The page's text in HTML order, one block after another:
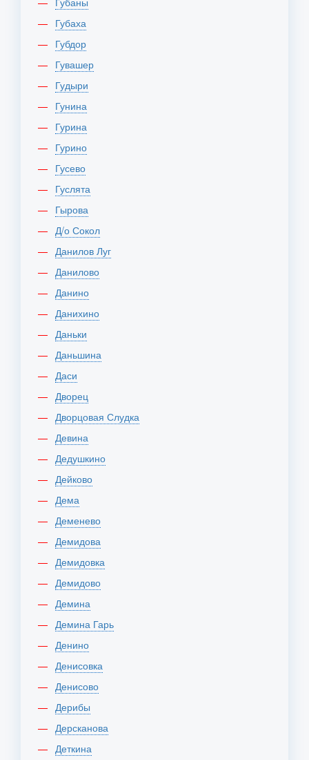
Губаха
Губдор
Гувашер
Гудыри
Гунина
Гурина
Гурино
Гусево
Гуслята
Гырова
Д/о Сокол
Данилов Луг
Данилово
Данино
Данихино
Даньки
Даньшина
Даси
Дворец
Дворцовая Слудка
Девина
Дедушкино
Дейково
Дема
Деменево
Демидова
Демидовка
Демидово
Демина
Демина Гарь
Денино
Денисовка
Денисово
Дерибы
Дерсканова
Деткина